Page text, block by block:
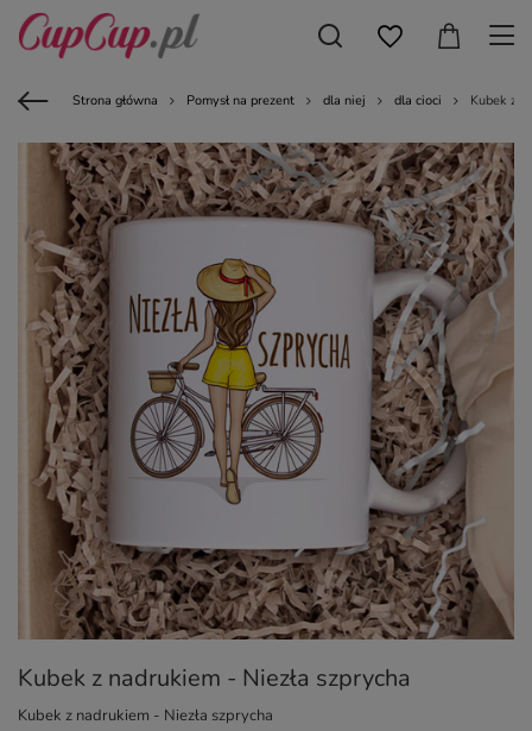
Strona główna Pomysł na prezent dla niej dla cioci Kubek z
Kubek z nadrukiem - Niezła szprycha
Kubek z nadrukiem - Niezła szprycha